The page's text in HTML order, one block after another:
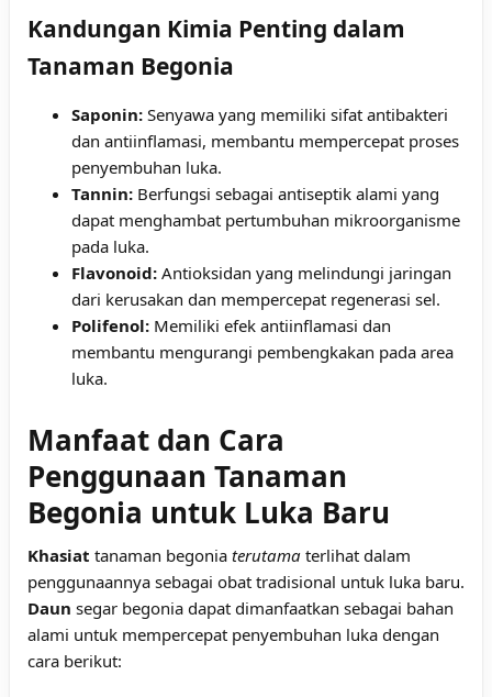
Kandungan Kimia Penting dalam
Tanaman Begonia
Saponin: Senyawa yang memiliki sifat antibakteri
dan antiinflamasi, membantu mempercepat proses
penyembuhan luka.
Tannin: Berfungsi sebagai antiseptik alami yang
dapat menghambat pertumbuhan mikroorganisme
pada luka.
Flavonoid: Antioksidan yang melindungi jaringan
dari kerusakan dan mempercepat regenerasi sel.
Polifenol: Memiliki efek antiinflamasi dan
membantu mengurangi pembengkakan pada area
luka.
Manfaat dan Cara
Penggunaan Tanaman
Begonia untuk Luka Baru
Khasiat tanaman begonia terutama terlihat dalam
penggunaannya sebagai obat tradisional untuk luka baru.
Daun segar begonia dapat dimanfaatkan sebagai bahan
alami untuk mempercepat penyembuhan luka dengan
cara berikut: